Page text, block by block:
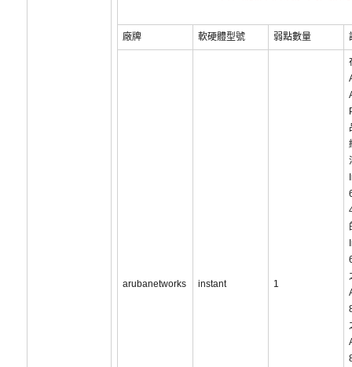
廠牌 軟硬體型號 弱點數量
arubanetworks instant 1